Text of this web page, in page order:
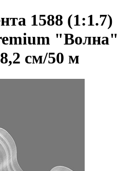
1588 (1:1.7)
"Волна"
см/50 м